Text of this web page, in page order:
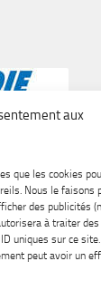
aux
que les cookies
Nous le faisons
des publicités
à traiter
uniques sur ce
peut avoir un